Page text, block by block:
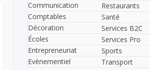
Communication
Comptables
Décoration
Écoles
Entrepreneuriat
Evènementiel
Restaurants
Santé
Services B2C
Services Pro
Sports
Transport